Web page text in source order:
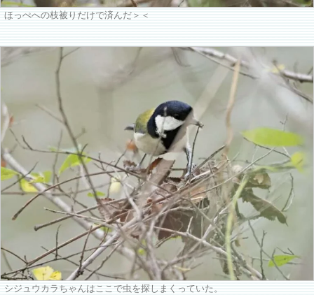
ほっぺへの枝被りだけで済んだ＞＜
シジュウカラちゃんはここで虫を探しまくっていた。